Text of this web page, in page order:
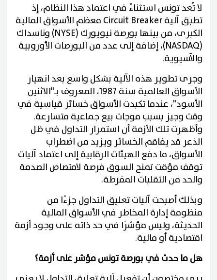
لا تُعد تونس استثناءً في اعتماد هذا النظام، إذ
تطبق آلية Circuit Breaker معظم الأسواق المالية
الكبرى، من بينها بورصة نيويورك (NYSE) وناسداك
(NASDAQ)، إضافة إلى عدد من البورصات الأوروبية
والآسيوية.
وجرى تطوير هذه الآلية بشكل واسع بعد انهيار
الأسواق العالمية سنة 1987، المعروف بـ"الاثنين
الأسود"، عندما تكبدت الأسواق خسائر قياسية في
وقت وجيز بسبب موجات بيع جماعية متسارعة.
وأظهرت تلك الأزمة أن استمرار التداول في ظل
الذعر قد يفاقم الخسائر ويزيد من اضطراب
الأسواق، ما دفع الهيئات الرقابية إلى اعتماد آليات
توقف مؤقت تمنح السوق فرصة لامتصاص الصدمة
والحد من التقلبات المفرطة.
وبذلك أصبحت آليات تعليق التداول جزءًا من
منظومة إدارة المخاطر في الأسواق المالية
الحديثة، وليس مؤشرًا في حد ذاته على وجود أزمة
اقتصادية أو مالية.
هل ما حدث في بورصة تونس مؤشر على أزمة؟